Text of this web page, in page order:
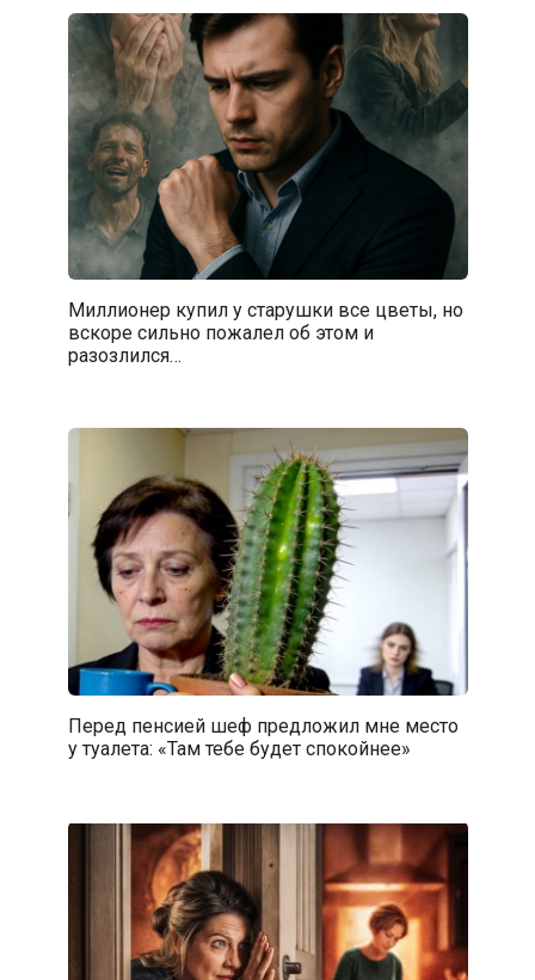
Миллионер купил у старушки все цветы, но
вскоре сильно пожалел об этом и
разозлился…
Перед пенсией шеф предложил мне место
у туалета: «Там тебе будет спокойнее»